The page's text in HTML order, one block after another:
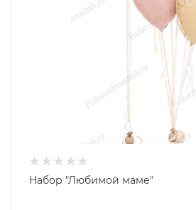
Набор "Любимой маме"